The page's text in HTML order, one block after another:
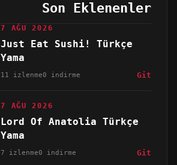
Son Eklenenler
7 AĞU 2026
Just Eat Sushi! Türkçe
Yama
11 izlenme0 indirme Git
7 AĞU 2026
Lord Of Anatolia Türkçe
Yama
7 izlenme0 indirme Git